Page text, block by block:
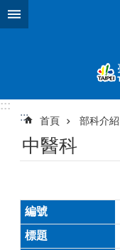
跳到主要內容區塊
:::
:::
首頁 部科介紹
中醫科